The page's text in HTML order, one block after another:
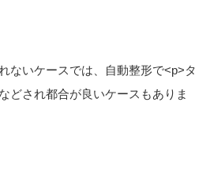
ないケースでは、自動整形で<p>タ
どされ都合が良いケースもありま